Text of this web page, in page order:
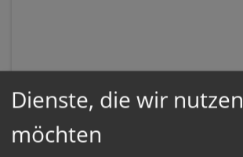
Dienste, die wir nutzen
möchten